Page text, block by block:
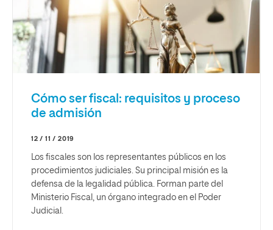
Cómo ser fiscal: requisitos y proceso
de admisión
12 / 11 / 2019
Los fiscales son los representantes públicos en los
procedimientos judiciales. Su principal misión es la
defensa de la legalidad pública. Forman parte del
Ministerio Fiscal, un órgano integrado en el Poder
Judicial.